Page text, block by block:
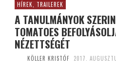
HÍREK, TRAILEREK
A TANULMÁNYOK
TOMATOES
NÉZETTSÉGÉT
KÖLLER KRISTÓF 2017.